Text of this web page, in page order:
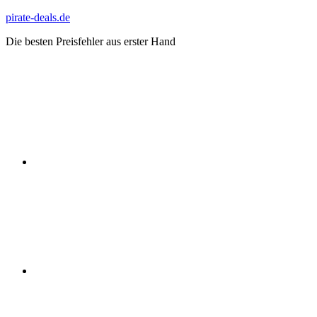
Zum
springen
pirate-deals.de
Die besten Preisfehler aus erster Hand